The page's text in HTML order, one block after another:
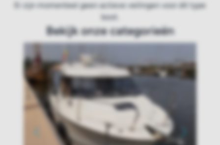
Er zijn momenteel geen actieve veilingen voor dit type
boot.
Bekijk onze categorieën